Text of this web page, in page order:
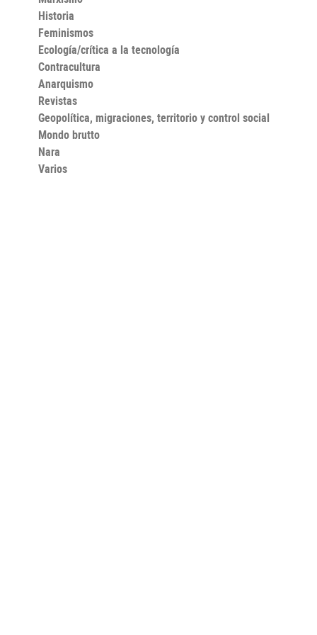
Historia
Feminismos
Ecología/crítica a la tecnología
Contracultura
Anarquismo
Revistas
Geopolítica, migraciones, territorio y control social
Mondo brutto
Nara
Varios